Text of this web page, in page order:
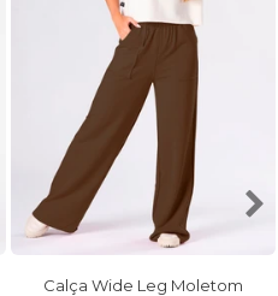
Calça Wide Leg Moletom